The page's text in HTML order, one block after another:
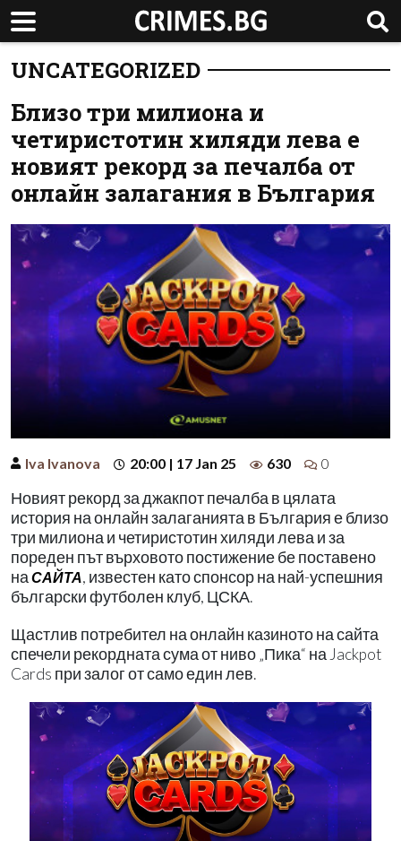
UNCATEGORIZED
Близо три милиона и
четиристотин хиляди лева е
новият рекорд за печалба от
онлайн залагания в България
Iva Ivanova 20:00 | 17 Jan 25 630 0
Новият рекорд за джакпот печалба в цялата
история на онлайн залаганията в България е близо
три милиона и четиристотин хиляди лева и за
пореден път върховото постижение бе поставено
на САЙТА, известен като спонсор на най-успешния
български футболен клуб, ЦСКА.
Щастлив потребител на онлайн казиното на сайта
спечели рекордната сума от ниво „Пика“ на Jackpot
Cards при залог от само един лев.